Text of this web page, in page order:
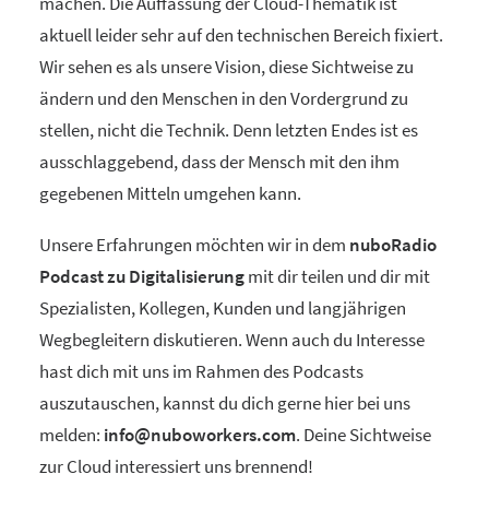
aktuell leider sehr auf den technischen Bereich fixiert.
Wir sehen es als unsere Vision, diese Sichtweise zu
ändern und den Menschen in den Vordergrund zu
stellen, nicht die Technik. Denn letzten Endes ist es
ausschlaggebend, dass der Mensch mit den ihm
gegebenen Mitteln umgehen kann.
Unsere Erfahrungen möchten wir in dem nuboRadio
Podcast zu Digitalisierungmit dir teilen und dir mit
Spezialisten, Kollegen, Kunden und langjährigen
Wegbegleitern diskutieren. Wenn auch du Interesse
hast dich mit uns im Rahmen des Podcasts
auszutauschen, kannst du dich gerne hier bei uns
melden: info@nuboworkers.com. Deine Sichtweise
zur Cloud interessiert uns brennend!